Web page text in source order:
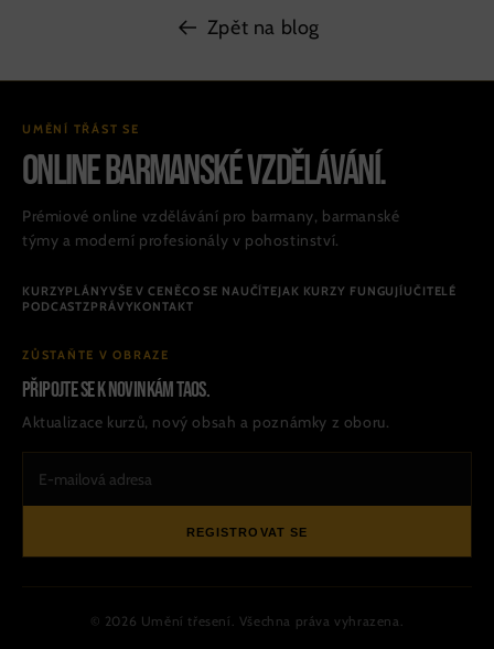
Zpět na blog
UMĚNÍ TŘÁST SE
ONLINE BARMANSKÉ VZDĚLÁVÁNÍ.
Prémiové online vzdělávání pro barmany, barmanské
týmy a moderní profesionály v pohostinství.
KURZYPLÁNYVŠE V CENĚCO SE NAUČÍTEJAK KURZY FUNGUJÍ UČITELÉ
PODCASTZPRÁVYKONTAKT
ZŮSTAŇTE V OBRAZE
Připojte se k novinkám TAOS.
Aktualizace kurzů, nový obsah a poznámky z oboru.
REGISTROVAT SE
© 2026 Umění třesení. Všechna práva vyhrazena.